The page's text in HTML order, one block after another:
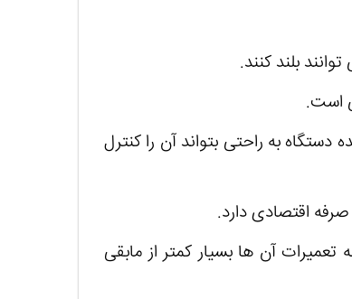
دستگاه به راحتی بتواند آن را کنترل
تعمیرات آن ها بسیار کمتر از مابقی